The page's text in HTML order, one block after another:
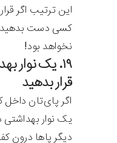
این ترتیب اگر
کسی دست
نخواهد بود!
۱۹. یک نوار
قرار بدهید
اگر پای‌تان
یک نوار
دیگر پاها درون